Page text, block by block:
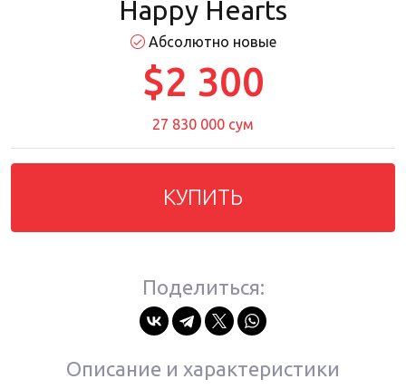
Happy Hearts
Абсолютно новые
$2 300
27 830 000 сум
КУПИТЬ
Поделиться:
Описание и характеристики